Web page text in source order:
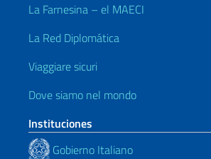
La Farnesina – el MAECI
La Red Diplomática
Viaggiare sicuri
Dove siamo nel mondo
Instituciones
Gobierno Italiano